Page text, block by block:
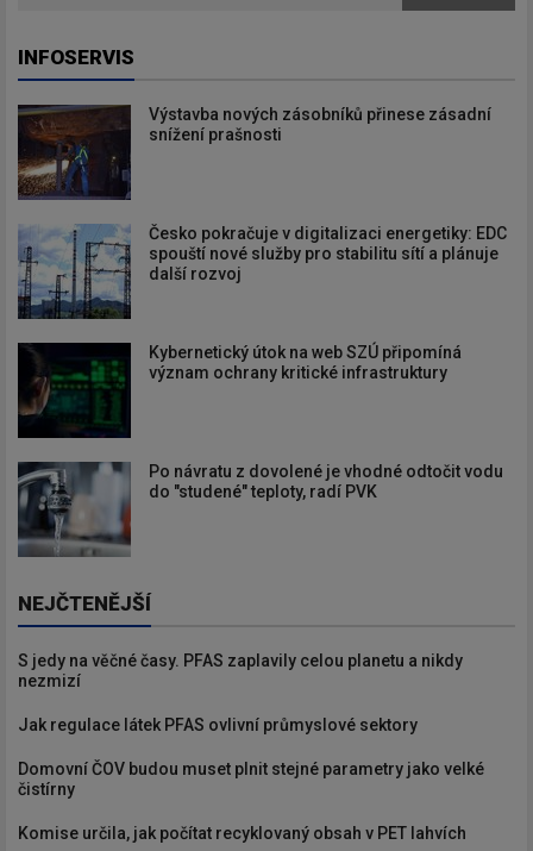
INFOSERVIS
Výstavba nových zásobníků přinese zásadní
snížení prašnosti
Česko pokračuje v digitalizaci energetiky: EDC
spouští nové služby pro stabilitu sítí a plánuje
další rozvoj
Kybernetický útok na web SZÚ připomíná
význam ochrany kritické infrastruktury
Po návratu z dovolené je vhodné odtočit vodu
do "studené" teploty, radí PVK
NEJČTENĚJŠÍ
S jedy na věčné časy. PFAS zaplavily celou planetu a nikdy
nezmizí
Jak regulace látek PFAS ovlivní průmyslové sektory
Domovní ČOV budou muset plnit stejné parametry jako velké
čistírny
Komise určila, jak počítat recyklovaný obsah v PET lahvích